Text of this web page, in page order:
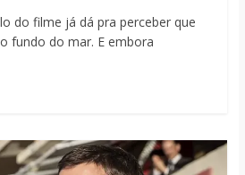
do filme já dá pra perceber que
fundo do mar. E embora